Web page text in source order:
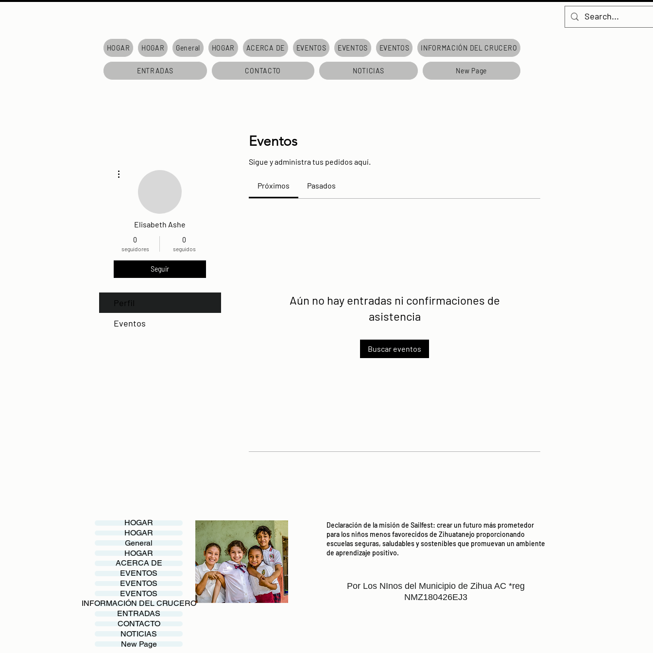
HOGAR HOGAR General HOGAR ACERCA DE EVENTOS EVENTOS EVENTOS INFORMACIÓN DEL CRUCERO
ENTRADAS CONTACTO NOTICIAS New Page
Eventos
Sigue y administra tus pedidos aquí.
Próximos Pasados
Aún no hay entradas ni confirmaciones de
asistencia
Buscar eventos
Elisabeth Ashe
0
seguidores
0
seguidos
Seguir
Perfil
Eventos
HOGAR
HOGAR
General
HOGAR
ACERCA DE
EVENTOS
EVENTOS
EVENTOS
INFORMACIÓN DEL CRUCERO
ENTRADAS
CONTACTO
NOTICIAS
New Page
Declaración de la misión de Sailfest: crear un futuro más prometedor
para los niños menos favorecidos de Zihuatanejo proporcionando
escuelas seguras, saludables y sostenibles que promuevan un ambiente
de aprendizaje positivo.
Por Los NInos del Municipio de Zihua AC *reg
NMZ180426EJ3